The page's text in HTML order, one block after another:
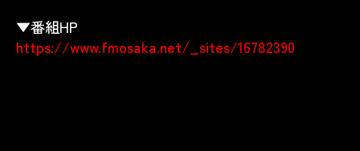
▼番組HP
https://www.fmosaka.net/_sites/16782390